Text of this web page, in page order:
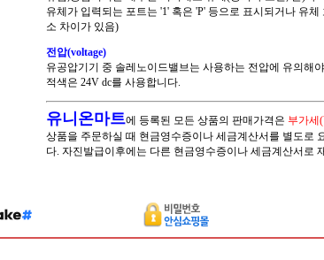
유체가 입력되는 포트는 '1' 혹은 'P' 등으로 표시되거나 유
소 차이가 있음)
전압(voltage)
유공압기기 중 솔레노이드밸브는 사용하는 전압에 유의해
적색은 24V dc를 사용합니다.
유니온마트에 등록된 모든 상품의 판매가격은 부가세
상품을 주문하실 때 현금영수증이나 세금계산서를 별도로
다. 자진발급이후에는 다른 현금영수증이나 세금계산서로